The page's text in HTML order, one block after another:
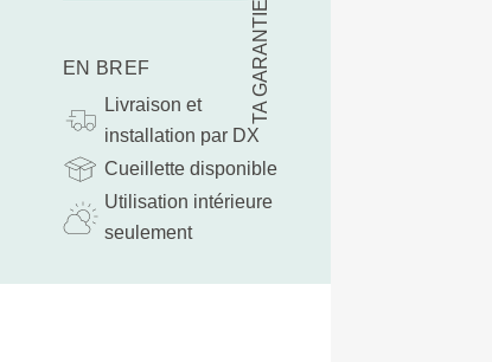
EN BREF
Livraison et
installation par DX
Cueillette disponible
Utilisation intérieure
seulement